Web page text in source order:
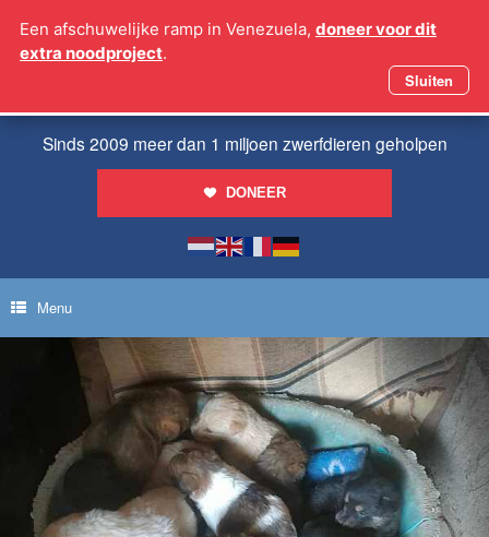
naar
Sinds 2009 meer dan 1 miljoen zwerfdieren geholpen
DONEER
Menu
Een afschuwelijke ramp in Venezuela, doneer voor dit
extra noodproject.
Sluiten